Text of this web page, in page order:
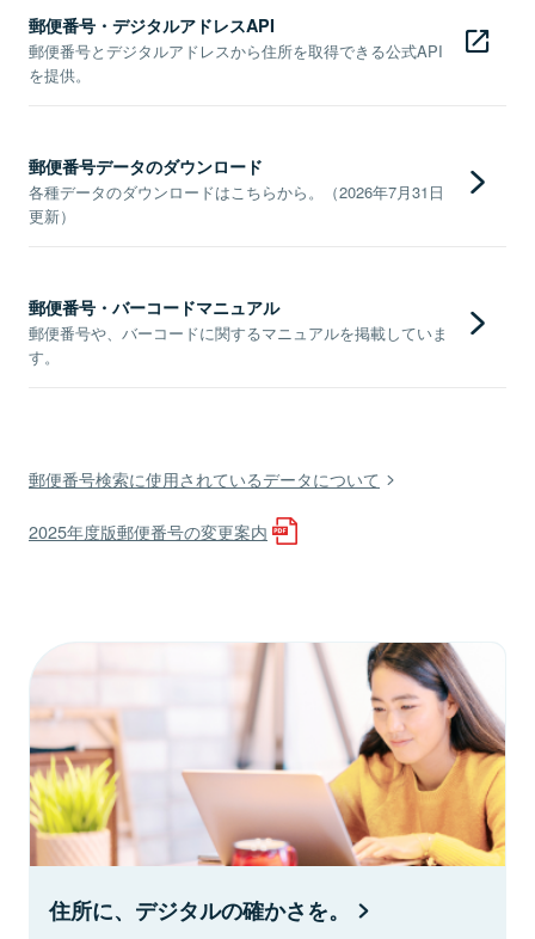
郵便番号・デジタルアドレスAPI
郵便番号とデジタルアドレスから住所を取得できる公式API
を提供。
郵便番号データのダウンロード
各種データのダウンロードはこちらから。（2026年7月31日
更新）
郵便番号・バーコードマニュアル
郵便番号や、バーコードに関するマニュアルを掲載していま
す。
郵便番号検索に使用されているデータについて
2025年度版郵便番号の変更案内
住所に、デジタルの確かさを。